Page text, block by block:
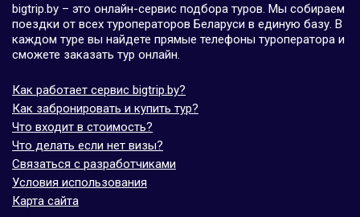
bigtrip.by – это онлайн-сервис подбора туров. Мы собираем
поездки от всех туроператоров Беларуси в единую базу. В
каждом туре вы найдете прямые телефоны туроператора и
сможете заказать тур онлайн.
Как работает сервис bigtrip.by?
Как забронировать и купить тур?
Что входит в стоимость?
Что делать если нет визы?
Связаться с разработчиками
Условия использования
Карта сайта